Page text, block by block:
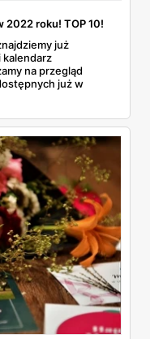
2022 roku! TOP 10!
już
na przegląd
już w